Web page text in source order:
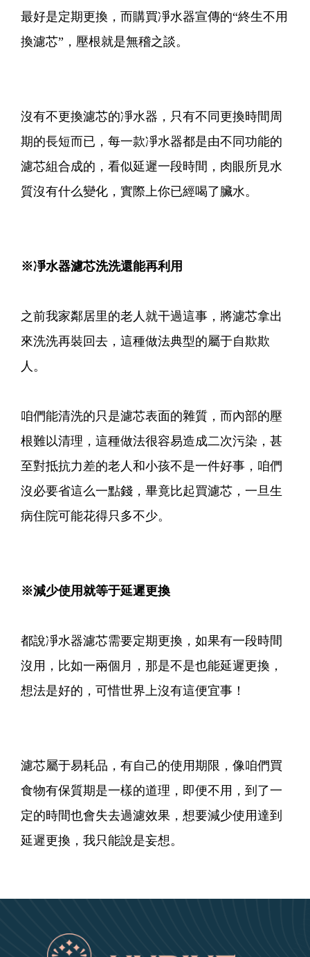
最好是定期更換，而購買凈水器宣傳的“終生不用
換濾芯”，壓根就是無稽之談。
沒有不更換濾芯的凈水器，只有不同更換時間周
期的長短而已，每一款凈水器都是由不同功能的
濾芯組合成的，看似延遲一段時間，肉眼所見水
質沒有什么變化，實際上你已經喝了臟水。
※凈水器濾芯洗洗還能再利用
之前我家鄰居里的老人就干過這事，將濾芯拿出
來洗洗再裝回去，這種做法典型的屬于自欺欺
人。
咱們能清洗的只是濾芯表面的雜質，而內部的壓
根難以清理，這種做法很容易造成二次污染，甚
至對抵抗力差的老人和小孩不是一件好事，咱們
沒必要省這么一點錢，畢竟比起買濾芯，一旦生
病住院可能花得只多不少。
※減少使用就等于延遲更換
都說凈水器濾芯需要定期更換，如果有一段時間
沒用，比如一兩個月，那是不是也能延遲更換，
想法是好的，可惜世界上沒有這便宜事！
濾芯屬于易耗品，有自己的使用期限，像咱們買
食物有保質期是一樣的道理，即便不用，到了一
定的時間也會失去過濾效果，想要減少使用達到
延遲更換，我只能說是妄想。